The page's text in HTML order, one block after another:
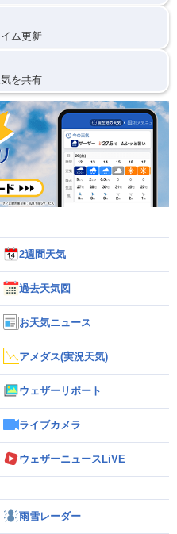
ム更新
を共有
2週間天気
過去天気図
お天気ニュース
アメダス(実況天気)
ウェザーリポート
ライブカメラ
ウェザーニュースLiVE
雨雪レーダー